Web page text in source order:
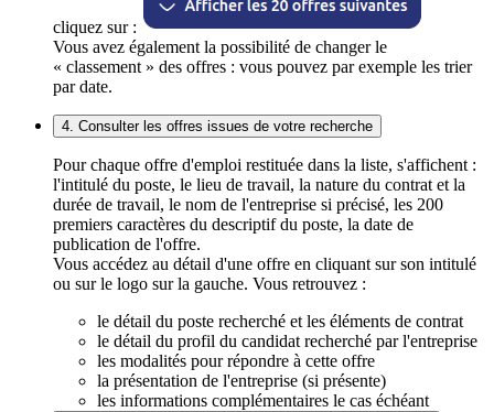
cliquez sur :
Vous avez également la possibilité de changer le
« classement » des offres : vous pouvez par exemple les trier
par date.
4. Consulter les offres issues de votre recherche
Pour chaque offre d'emploi restituée dans la liste, s'affichent :
l'intitulé du poste, le lieu de travail, la nature du contrat et la
durée de travail, le nom de l'entreprise si précisé, les 200
premiers caractères du descriptif du poste, la date de
publication de l'offre.
Vous accédez au détail d'une offre en cliquant sur son intitulé
ou sur le logo sur la gauche. Vous retrouvez :
le détail du poste recherché et les éléments de contrat
le détail du profil du candidat recherché par l'entreprise
les modalités pour répondre à cette offre
la présentation de l'entreprise (si présente)
les informations complémentaires le cas échéant